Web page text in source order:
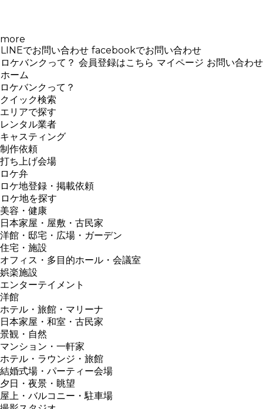
more
LINEでお問い合わせ facebookでお問い合わせ
ロケバンクって？ 会員登録はこちら マイページ お問い合わせ
ホーム
ロケバンクって？
クイック検索
エリアで探す
レンタル業者
キャスティング
制作依頼
打ち上げ会場
ロケ弁
ロケ地登録・掲載依頼
ロケ地を探す
美容・健康
日本家屋・屋敷・古民家
洋館・邸宅・広場・ガーデン
住宅・施設
オフィス・多目的ホール・会議室
娯楽施設
エンターテイメント
洋館
ホテル・旅館・マリーナ
日本家屋・和室・古民家
景観・自然
マンション・一軒家
ホテル・ラウンジ・旅館
結婚式場・パーティー会場
夕日・夜景・眺望
屋上・バルコニー・駐車場